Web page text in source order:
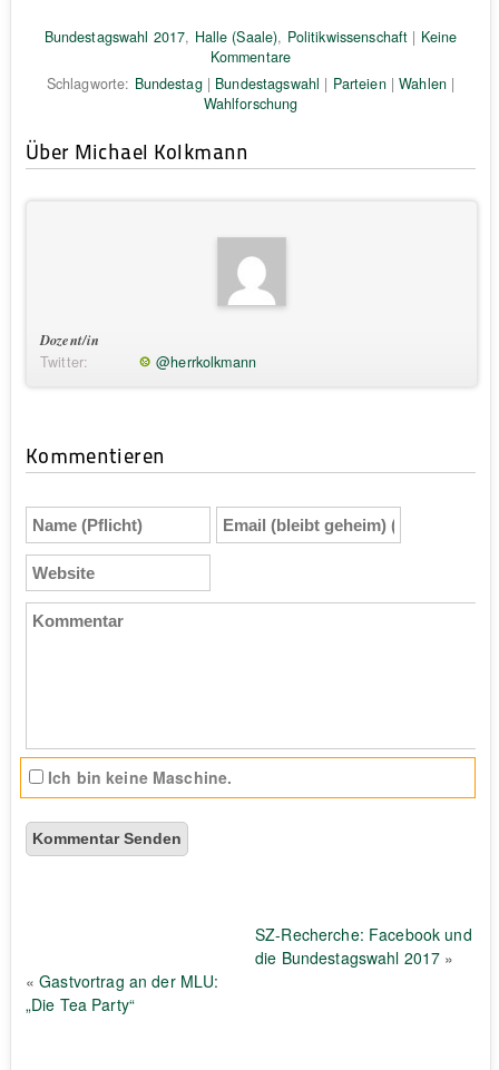
Bundestagswahl 2017, Halle (Saale), Politikwissenschaft | Keine
Kommentare
Schlagworte: Bundestag| Bundestagswahl | Parteien|Wahlen|
Wahlforschung
Über Michael Kolkmann
Dozent/in
Twitter:
@herrkolkmann
Kommentieren
Name
(Pflicht)
Email
(bleibt
Website
Kommentar
Ich bin keine Maschine.
SZ-Recherche: Facebook und
die Bundestagswahl 2017 »
«Gastvortrag an der MLU:
„Die Tea Party“